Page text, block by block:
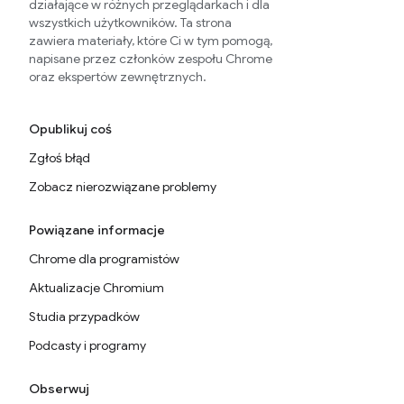
działające w różnych przeglądarkach i dla
wszystkich użytkowników. Ta strona
zawiera materiały, które Ci w tym pomogą,
napisane przez członków zespołu Chrome
oraz ekspertów zewnętrznych.
Opublikuj coś
Zgłoś błąd
Zobacz nierozwiązane problemy
Powiązane informacje
Chrome dla programistów
Aktualizacje Chromium
Studia przypadków
Podcasty i programy
Obserwuj